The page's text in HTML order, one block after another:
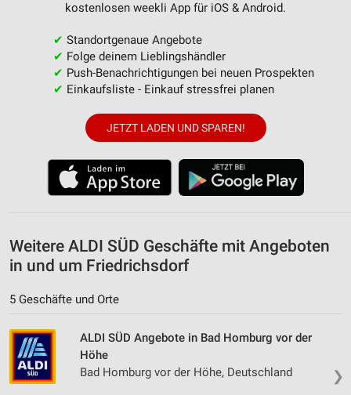
kostenlosen weekli App für iOS & Android.
✔ Standortgenaue Angebote
✔ Folge deinem Lieblingshändler
✔ Push-Benachrichtigungen bei neuen Prospekten
✔ Einkaufsliste - Einkauf stressfrei planen
JETZT LADEN UND SPAREN!
Weitere ALDI SÜD Geschäfte mit Angeboten
in und um Friedrichsdorf
5 Geschäfte und Orte
❯
ALDI SÜD Angebote in Bad Homburg vor der
Höhe
Bad Homburg vor der Höhe, Deutschland